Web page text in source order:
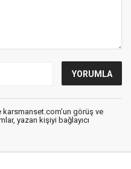
görüş ve
yazan kişiyi bağlayıcı